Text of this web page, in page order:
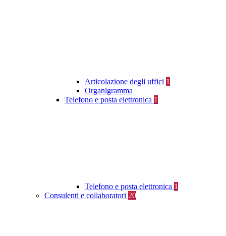
Articolazione degli uffici 1
Organigramma
Telefono e posta elettronica 1
Telefono e posta elettronica 1
Consulenti e collaboratori 20